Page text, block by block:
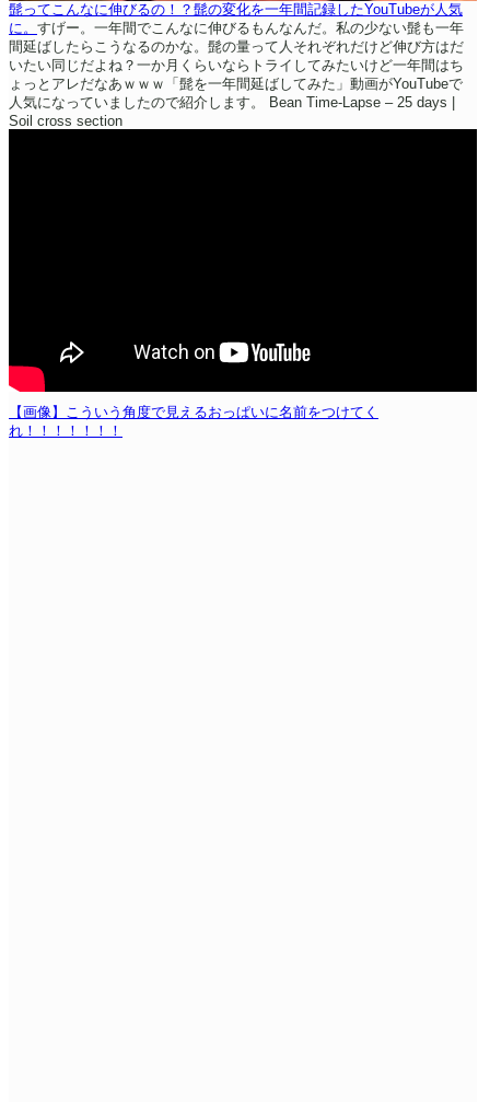
髭ってこんなに伸びるの！？髭の変化を一年間記録したYouTubeが人気
に。 すげー。一年間でこんなに伸びるもんなんだ。私の少ない髭も一年
間延ばしたらこうなるのかな。髭の量って人それぞれだけど伸び方はだ
いたい同じだよね？一か月くらいならトライしてみたいけど一年間はち
ょっとアレだなあｗｗｗ「髭を一年間延ばしてみた」動画がYouTubeで
人気になっていましたので紹介します。
Bean Time-Lapse – 25 days |
Soil cross section
【画像】こういう角度で見えるおっぱいに名前をつけてく
れ！！！！！！！